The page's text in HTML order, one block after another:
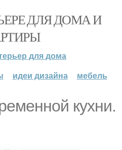
ДЛЯ ДОМА И
для дома
идеи дизайна мебель
кухни.